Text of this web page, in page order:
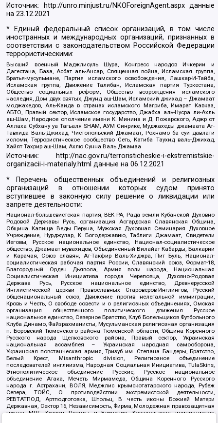
Источник: http://unro.minjust.ru/NKOForeignAgent.aspxданные
на23.12.2021
* Единый федеральный список организаций, в том числе
иностранных и международных организаций, признанных в
соответствии с законодательством Российской Федерации
террористическими:
Высший военный Маджлисуль Шура, Конгресс народов Ичкерии и
Дагестана, База, Асбат аль-Ансар, Священная война, Исламская группа,
Братья-мусульмане, Партия исламского освобождения, Лашкар-И-Тайба,
Исламская группа, Движение Талибан, Исламская партия Туркестана,
Общество социальных реформ, Общество возрождения исламского
наследия, Дом двух святых, Джунд аш-Шам, Исламский джихад – Джамаат
моджахедов, Аль-Каида в странах исламского Магриба, Имарат Кавказ,
АБТО, Правый сектор, Исламское государство, Джабха аль-Нусра ли-Ахль
аш-Шам, Народное ополчение имени К. Минина и Д. Пожарского, Аджр от
Аллаха Субхану уа Тагьаля SHAM, АУМ Синрике, Муджахеды джамаата Ат-
Тавхида Валь-Джихад, Чистопольский Джамаат, Рохнамо ба суи давлати
исломи, Террористическое сообщество Сеть, Катиба Таухид валь-Джихад,
Хайят Тахрир аш-Шам, Ахлю Сунна Валь Джамаа
Источник:
http://nac.gov.ru/terroristicheskie-i-ekstremistskie-
organizacii-i-materialy.html данные на06.12.2021
* Перечень общественных объединений и религиозных
организаций в отношении которых судом принято
вступившее в законную силу решение о ликвидации или
запрете деятельности:
Национал-большевистская партия, ВЕК РА, Рада земли Кубанской Духовно
Родовой Державы Русь, организация Асгардская Славянская Община,
Община Капища Веды Перуна, Мужская Духовная Семинария Духовное
Учреждение, Нурджулар, К Богодержавию, Таблиги Джамаат, Свидетели
Иеговы, Русское национальное единство, Национал-социалистическое
общество, Джамаат мувахидов, Объединенный Вилайат Кабарды, Балкарии
и Карачая, Союз славян, Ат-Такфир Валь-Хиджра, Пит Буль, Национал-
социалистическая рабочая партия России, Славянский союз, Формат-18,
Благородный Орден Дьявола, Армия воли народа, Национальная
Социалистическая Инициатива города Череповца, Духовно-Родовая
Держава Русь, Русское национальное единство, Древнерусской
Инглистической церкви Православных Староверов-Инглингов, Русский
общенациональный союз, Движение против нелегальной иммиграции,
Кровь и Честь, О свободе совести и о религиозных объединениях, Омская
организация общественного политического движения Русское
национальное единство, Северное Братство, Клуб Болельщиков Футбольного
Клуба Динамо, Файзрахманисты, Мусульманская религиозная организация
п. Боровский Тюменского района Тюменской области, Община Коренного
Русского народа Щелковского района, Правый сектор, Украинская
национальная ассамблея – Украинская народная самооборона,
Украинская повстанческая армия, Тризуб им. Степана Бандеры, Братство,
Белый Крест, Misanthropic division, Религиозное объединение
последователей инглиизма, Народная Социальная Инициатива, TulaSkins,
Этнополитическое объединение Русские, Русское национальное
объединение Атака, Мечеть Мирмамеда, Община Коренного Русского
народа г. Астрахани, ВОЛЯ, Меджлис крымскотатарского народа, Рубеж
Севера, ТОЙС, О противодействии экстремистской деятельности,
РЕВТАТПОД, Артподготовка, Штольц, В честь иконы Божией Матери
Державная, Сектор 16, Независимость, Фирма, Молодежная правозащитная
группа МПГ, Курсом Правды и Единения, Каракольская инициативная